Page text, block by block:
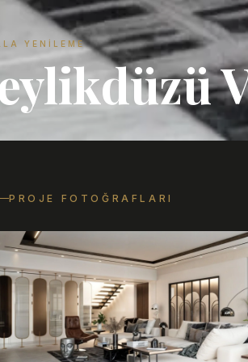
YENILEME
PROJE FOTOĞRAFLARI